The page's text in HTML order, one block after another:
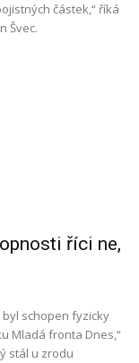
částek,“ říká
Švec.
říci ne,
byl schopen fyzicky
Mladá fronta Dnes,“
stál u zrodu